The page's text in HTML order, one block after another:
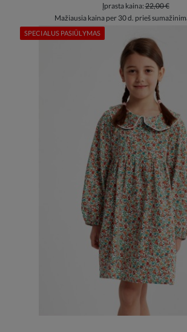
Įprasta kaina:22,00 €
Mažiausia kaina per 30 d. prieš
SPECIALUS PASIŪLYMAS